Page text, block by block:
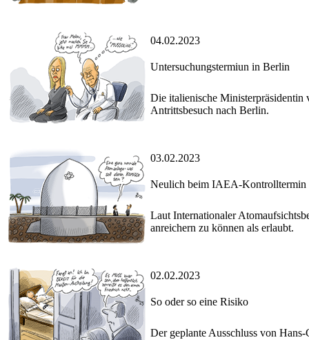
04.02.2023
Untersuchungstermiun in Berlin
Die italienische Ministerpräsidentin
Antrittsbesuch nach Berlin.
03.02.2023
Neulich beim IAEA-Kontrolltermin
Laut Internationaler
anreichern zu können als erlaubt.
02.02.2023
So oder so eine Risiko
Der geplante Ausschluss von